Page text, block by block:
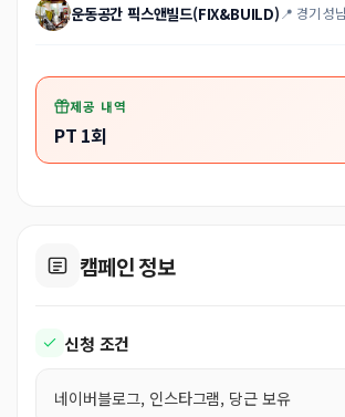
운동공간 픽스앤빌드(FIX&BUILD) 📍 경기 성
제공 내역
PT 1회
캠페인 정보
신청 조건
네이버블로그, 인스타그램, 당근 보유